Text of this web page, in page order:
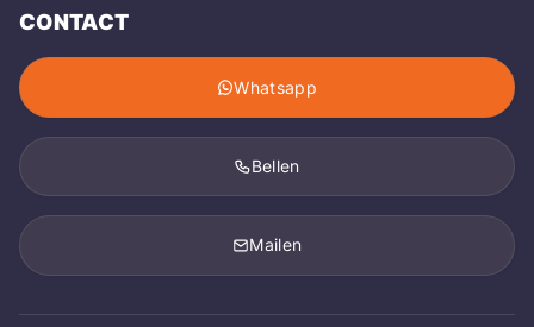
CONTACT
Whatsapp
Bellen
Mailen